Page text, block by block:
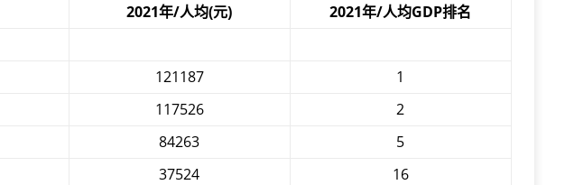
2021年/人均(元)
2021年/人均GDP排名
121187
1
117526
2
84263
5
37524
16